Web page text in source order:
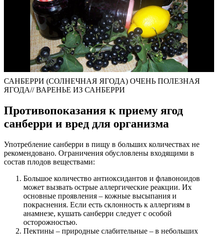
САНБЕРРИ (СОЛНЕЧНАЯ ЯГОДА) ОЧЕНЬ ПОЛЕЗНАЯ
ЯГОДА// ВАРЕНЬЕ ИЗ САНБЕРРИ
Противопоказания к приему ягод
санберри и вред для организма
Употребление санберри в пищу в больших количествах не
рекомендовано. Ограничения обусловлены входящими в
состав плодов веществами:
Большое количество антиоксидантов и флавоноидов
может вызвать острые аллергические реакции. Их
основные проявления – кожные высыпания и
покраснения. Если есть склонность к аллергиям в
анамнезе, кушать санберри следует с особой
осторожностью.
Пектины – природные слабительные – в небольших